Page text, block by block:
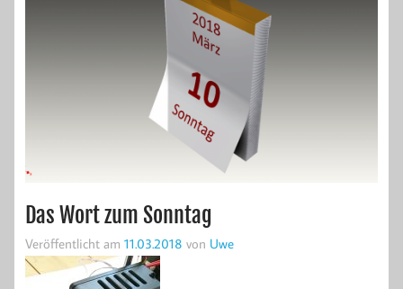
Das Wort zum Sonntag
Veröffentlicht am 11.03.2018 von Uwe